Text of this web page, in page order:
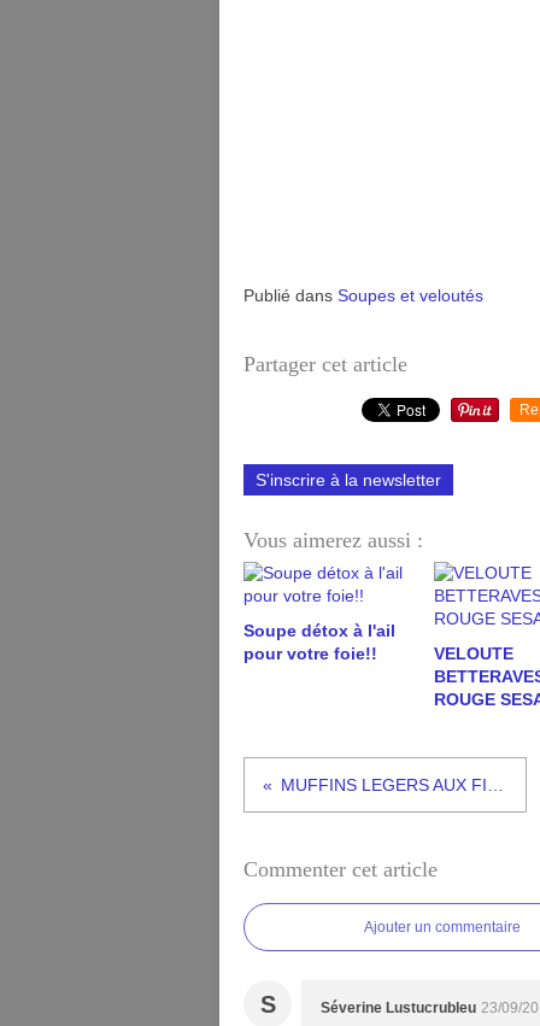
Publié dans Soupes et veloutés
Partager cet article
S'inscrire à la newsletter
Vous aimerez aussi :
Soupe détox à l'ail
pour votre foie!!
VELOUTE
ROUGE
Commenter cet article
Ajouter un commentaire
S Séverine Lustucrubleu 23/09/